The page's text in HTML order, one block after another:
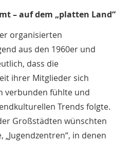
– auf dem „platten Land“
organisierten
aus den 1960er und
dass die
ihrer Mitglieder sich
verbunden fühlte und
Trends folgte.
Großstädten wünschten
„Jugendzentren“, in denen